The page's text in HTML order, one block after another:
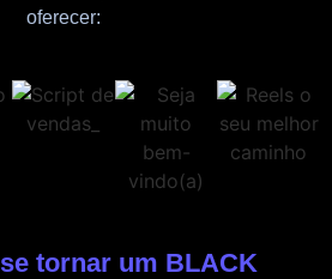
oferecer:
tornar um BLACK